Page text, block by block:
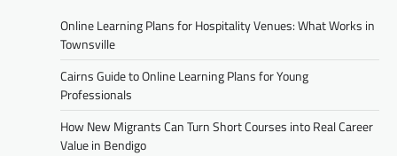
Online Learning Plans for Hospitality Venues: What Works in
Townsville
Cairns Guide to Online Learning Plans for Young
Professionals
How New Migrants Can Turn Short Courses into Real Career
Value in Bendigo